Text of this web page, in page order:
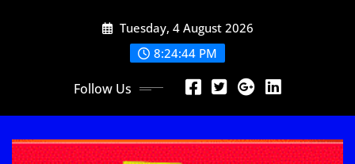
Tuesday, 4 August 2026
8:24:45 PM
Follow Us